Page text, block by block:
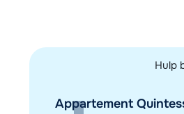
Hulp
Appartement